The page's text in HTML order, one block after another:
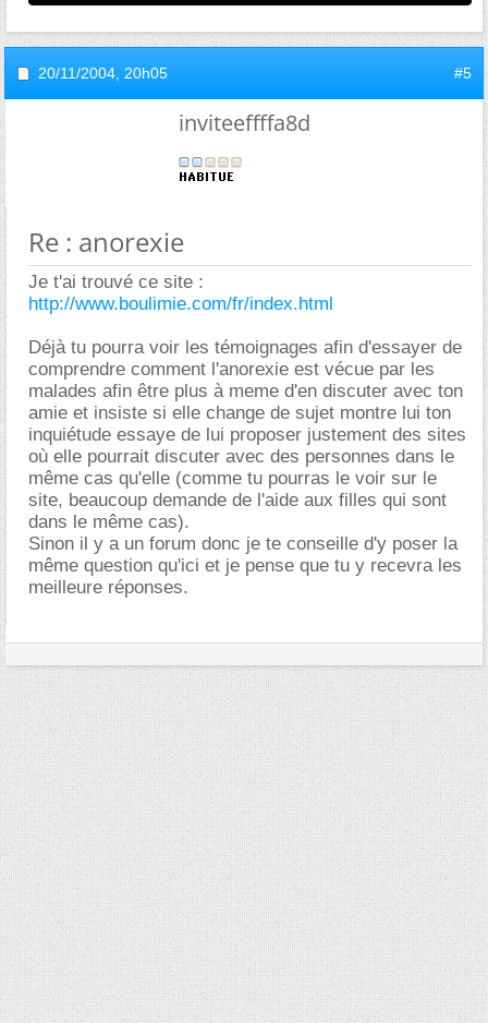
20/11/2004, 20h05 #5
inviteeffffa8d
Re : anorexie
Je t'ai trouvé ce site :
http://www.boulimie.com/fr/index.html
Déjà tu pourra voir les témoignages afin d'essayer de
comprendre comment l'anorexie est vécue par les
malades afin être plus à meme d'en discuter avec ton
amie et insiste si elle change de sujet montre lui ton
inquiétude essaye de lui proposer justement des sites
où elle pourrait discuter avec des personnes dans le
même cas qu'elle (comme tu pourras le voir sur le
site, beaucoup demande de l'aide aux filles qui sont
dans le même cas).
Sinon il y a un forum donc je te conseille d'y poser la
même question qu'ici et je pense que tu y recevra les
meilleure réponses.